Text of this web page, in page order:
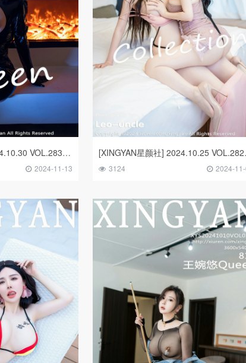
[XINGYAN星颜社] 2024.10.30 VOL.283 王婉悠Queen
2024-11-13 3124 2024-